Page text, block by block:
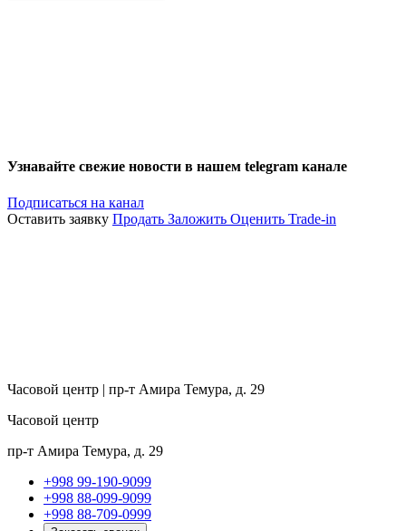
Узнавайте свежие новости в нашем telegram канале
Подписаться на канал
Оставить заявку Продать Заложить Оценить Trade-in
Часовой центр | пр-т Амира Темура, д. 29
Часовой центр
пр-т Амира Темура, д. 29
+998 99-190-9099
+998 88-099-9099
+998 88-709-0999